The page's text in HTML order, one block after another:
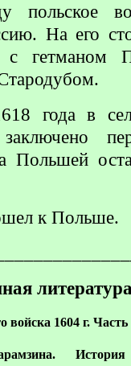
На его
с гетманом
года в
Польшей
к Польше.
войска 1604 г.
История